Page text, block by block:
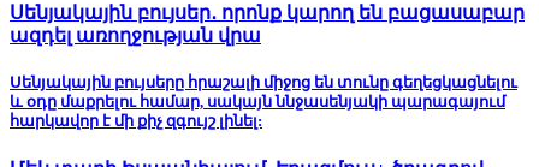
Սենյակային բույսեր․ որոնք կարող են բացասաբար
ազդել առողջության վրա
Սենյակային բույսերը հրաշալի միջոց են տունը գեղեցկացնելու
և օդը մաքրելու համար, սակայն ննջասենյակի պարագայում
հարկավոր է մի քիչ զգույշ լինել: